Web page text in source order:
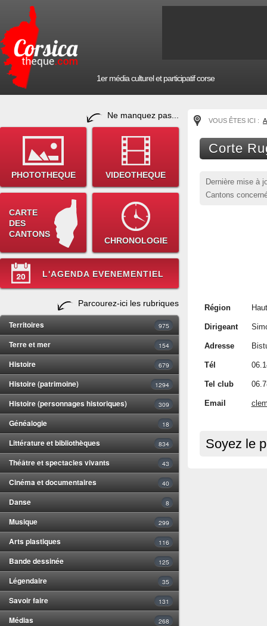
1er média culturel et participatif corse
Ne manquez pas...
PHOTOTHEQUE VIDEOTHEQUE
CARTE
DES
CANTONS
CHRONOLOGIE
L'AGENDA EVENEMENTIEL
Parcourez-ici les rubriques
Territoires 975
Terre et mer 154
Histoire 679
Histoire (patrimoine) 1294
Histoire (personnages historiques) 309
Généalogie 18
Littérature et bibliothèques 834
Théâtre et spectacles vivants 43
Cinéma et documentaires 40
Danse 8
Musique 299
Arts plastiques 116
Bande dessinée 125
Légendaire 35
Savoir faire 131
Médias 268
VOUS ÊTES ICI :
Corte
Dernière mise à
Cantons
Région
Dirigeant
Adresse
Tél
Tel club
Email
Soyez le